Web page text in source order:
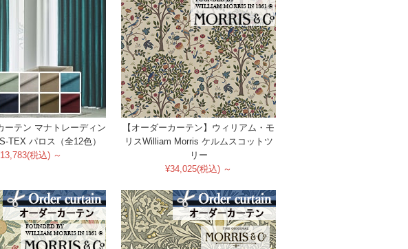
ーテン マナトレーディン
TEX パロス（全12色）
税込) ～
【オーダーカーテン】ウィリアム・モ
リスWilliam Morris ケルムスコットツ
リー
¥34,025(税込) ～